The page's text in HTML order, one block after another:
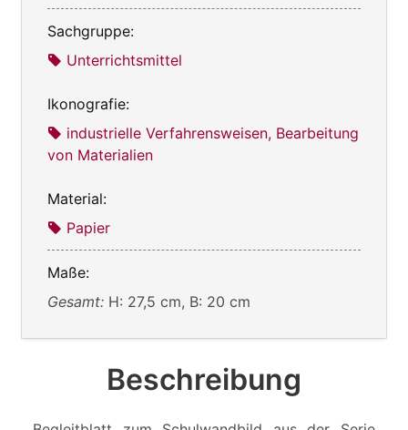
Sachgruppe:
Unterrichtsmittel
Ikonografie:
industrielle Verfahrensweisen, Bearbeitung
von Materialien
Material:
Papier
Maße:
Gesamt: H: 27,5 cm, B: 20 cm
Beschreibung